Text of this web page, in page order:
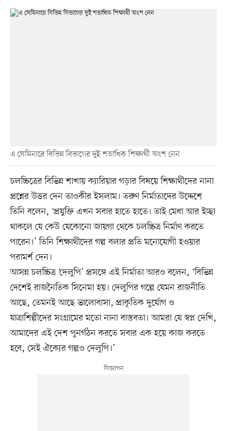
এ সেমিনারে বিভিন্ন বিভাগের দুই শতাধিক শিক্ষার্থী অংশ নেন
চলচ্চিত্রের বিভিন্ন শাখায় ক্যারিয়ার গড়ার বিষয়ে শিক্ষার্থীদের নানা
প্রশ্নের উত্তর দেন তাওকীর ইসলাম। তরুণ নির্মাতাদের উদ্দেশে
তিনি বলেন, ‘প্রযুক্তি এখন সবার হাতে হাতে। তাই মেধা আর ইচ্ছা
থাকলে যে কেউ যেকোনো জায়গা থেকে চলচ্চিত্র নির্মাণ করতে
পারেন।’ তিনি শিক্ষার্থীদের গল্প বলার প্রতি মনোযোগী হওয়ার
পরামর্শ দেন।
আসন্ন চলচ্চিত্র ‘দেলুপি’ প্রসঙ্গে এই নির্মাতা আরও বলেন, ‘বিভিন্ন
দেশেই রাজনৈতিক সিনেমা হয়। দেলুপির গল্পে যেমন রাজনীতি
আছে, তেমনই আছে ভালোবাসা, প্রাকৃতিক দুর্যোগ ও
যাত্রাশিল্পীদের সংগ্রামের মতো নানা বাস্তবতা। আমরা যে স্বপ্ন দেখি,
আমাদের এই দেশ পুনর্গঠন করতে সবার এক হয়ে কাজ করতে
হবে, সেই ঐক্যের গল্পও দেলুপি।’